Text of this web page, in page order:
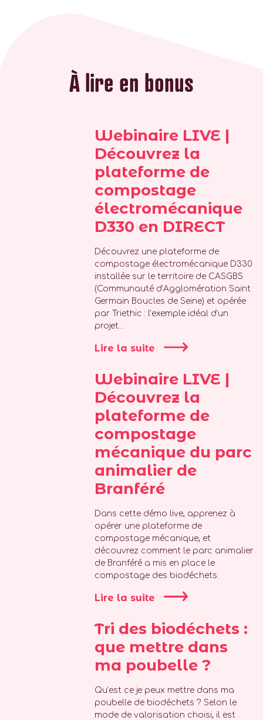
À lire en bonus
Webinaire LIVE |
Découvrez la
plateforme de
compostage
électromécanique
D330 en DIRECT
Découvrez une plateforme de
compostage électromécanique D330
installée sur le territoire de CASGBS
(Communauté d’Agglomération Saint
Germain Boucles de Seine) et opérée
par Triethic : l’exemple idéal d’un
projet...
Lire la suite
Webinaire LIVE |
Découvrez la
plateforme de
compostage
mécanique du parc
animalier de
Branféré
Dans cette démo live, apprenez à
opérer une plateforme de
compostage mécanique, et
découvrez comment le parc animalier
de Branféré a mis en place le
compostage des biodéchets.
Lire la suite
Tri des biodéchets :
que mettre dans
ma poubelle ?
Qu’est ce je peux mettre dans ma
poubelle de biodéchets ? Selon le
mode de valorisation choisi, il est